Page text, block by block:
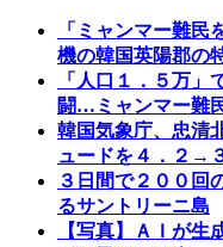
「ミャンマー難
機の韓国英陽郡の
「人口１．５万
闘…ミャンマー難
韓国気象庁、忠清
ュードを４．２→
３日間で２００回
るサントリーニ島
【写真】ＡＩが